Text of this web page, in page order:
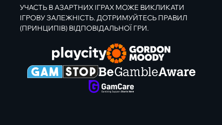
УЧАСТЬ В АЗАРТНИХ ІГРАХ МОЖЕ ВИКЛИКАТИ
ІГРОВУ ЗАЛЕЖНІСТЬ. ДОТРИМУЙТЕСЬ ПРАВИЛ
(ПРИНЦИПІВ) ВІДПОВІДАЛЬНОЇ ГРИ.